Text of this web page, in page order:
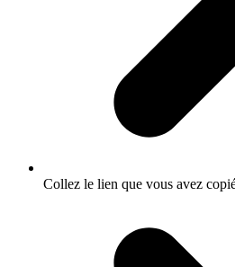
Collez le lien que vous avez